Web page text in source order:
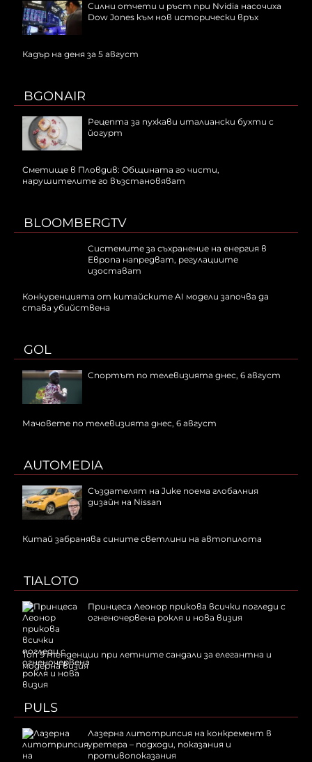
Силни отчети и ръст при Nvidia насочиха
Dow Jones към нов исторически връх
Кадър на деня за 5 август
BGONAIR
Рецепта за пухкави италиански бухти с
йогурт
Сметище в Пловдив: Общината го чисти,
нарушителите го възстановяват
BLOOMBERGTV
Системите за съхранение на енергия в
Европа напредват, регулациите
изостават
Конкуренцията от китайските AI модели започва да
става убийствена
GOL
Спортът по телевизията днес, 6 август
Мачовете по телевизията днес, 6 август
AUTOMEDIA
Създателят на Juke поема глобалния
дизайн на Nissan
Китай забранява сините светлини на автопилота
TIALOTO
Принцеса Леонор прикова всички погледи с
огненочервена рокля и нова визия
Топ 9 тенденции при летните сандали за елегантна и
модерна визия
PULS
Лазерна литотрипсия на конкремент в
уретера – подходи, показания и
противопоказания